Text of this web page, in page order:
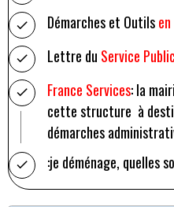
Démarches et Outils
Lettre du Service Public
France Services: la
cette structure à
démarches
:je déménage, quelles